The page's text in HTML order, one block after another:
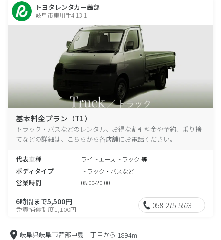
トヨタレンタカー茜部
岐阜市東川手4-13-1
基本料金プラン（T1）
トラック・バスなどのレンタル、お得な割引料金や予約、乗り捨
てなどの詳細は、こちらから各店舗にお電話ください。
代表車種 ライトエーストラック 等
ボディタイプ トラック・バスなど
営業時間 08:00-20:00
6時間まで5,500円
免責補償制度1,100円 058-275-5523
岐阜県岐阜市茜部中島二丁目から 1894m